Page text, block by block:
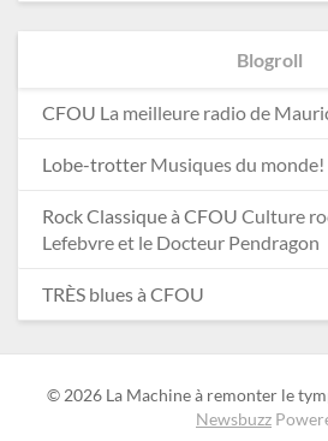
Blogroll
CFOU La meilleure radio de
Lobe-trotter Musiques du monde!
Rock Classique à CFOU Culture
Lefebvre et le Docteur Pendragon
TRÈS blues à CFOU
© 2026 La Machine à remonter le
Newsbuzz